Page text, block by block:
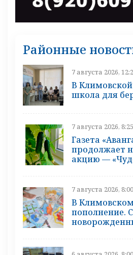
Районные
7 августа 2026,
В
школа для
7 августа 2026, 8:25
Газета
продолжает
акцию —
7 августа 2026, 8:00
В
пополнение. С